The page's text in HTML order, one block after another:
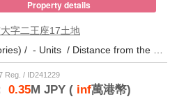
Property details
字二王座17土地
Reg. / ID241229
0.35M JPY (inf萬港幣)